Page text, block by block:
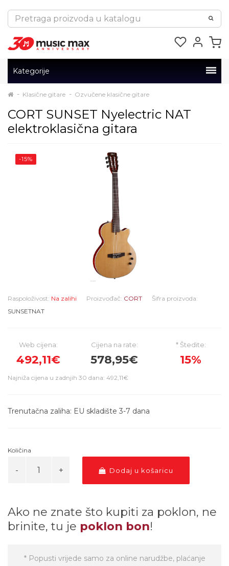
Kategorije
Klasične gitare Ozvučene klasične gitare
CORT SUNSET Nyelectric NAT
elektroklasična gitara
-15%
Raspoloživost: Na zalihi Proizvođač: CORT
Šifra proizvoda:
SUNSETNAT
Web cijena:
492,11€
Cijena na rate:
578,95€
* Štedite:
15%
Najniža cijena u zadnjih 30 dana: 492,11€
Trenutačna zaliha: EU skladište 3-7 dana
Količina
Dodaj u košaricu
Ako ne znate što kupiti za poklon, ne
brinite, tu je poklon bon!
* Popusti vrijede samo za online narudžbe, plaćanje